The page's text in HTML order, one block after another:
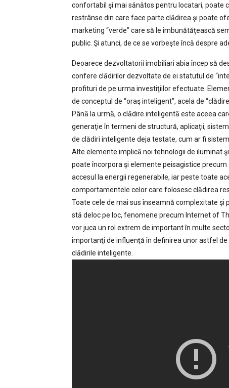
confortabil şi mai sănătos pentru locatari, poate
restrânse din care face parte clădirea şi poate
marketing “verde” care să le îmbunătăţească
public. Şi atunci, de ce se vorbeşte încă despre
Deoarece dezvoltatorii imobiliari abia încep să
confere clădirilor dezvoltate de ei statutul de
profituri de pe urma investiţiilor efectuate.
de conceptul de “oraş inteligent”, acela de
Până la urmă, o clădire inteligentă este aceea
generaţie în termeni de structură, aplicaţii,
de clădiri inteligente deja testate, cum ar fi
Alte elemente implică noi tehnologii de iluminat
poate încorpora şi elemente peisagistice
accesul la energii regenerabile, iar peste toate
comportamentele celor care folosesc clădirea
Toate cele de mai sus înseamnă complexitate şi
stă deloc pe loc, fenomene precum Internet of
vor juca un rol extrem de important în multe
importanţi de influenţă în definirea unor astfel
clădirile inteligente.